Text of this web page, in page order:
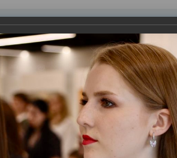
Муниципальные услуги Торговая